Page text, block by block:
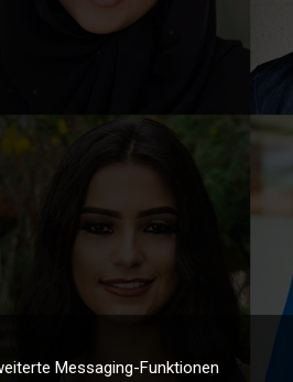
Messaging-Funktionen